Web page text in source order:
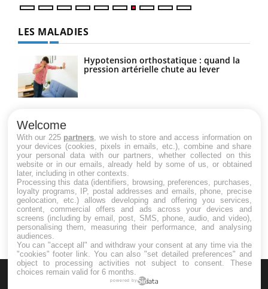
LES MALADIES
Hypotension orthostatique : quand la
pression artérielle chute au lever
Maladie de Charcot (Sclérose latérale
amyotrophique)
Welcome
With our 225 partners , we wish to store and access information on
your devices (cookies, pixels in emails, etc.), combine and share
your personal data with our partners, whether collected on this
website or in our emails, already held by some of us, or obtained
later, including in other contexts.
Processing this data (identifiers, browsing, preferences, purchases,
loyalty programs, IP, postal addresses and emails, phone, precise
geolocation, etc.) allows developing and offering you services,
content, commercial offers and ads across your devices and
screens (including by email, post, SMS, phone, audio, and video),
personalising them, measuring their performance, and analysing
audiences.
You can "accept all" and withdraw your consent at any time via the
"cookies" footer link . You can also "set detailed preferences" and
object to processing activities not subject to consent. These
choices remain valid for 6 months.
powered by